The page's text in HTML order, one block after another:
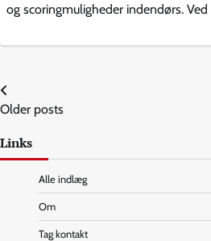
og scoringmuligheder indendørs.
Posts
navigation
Older posts
Links
Alle indlæg
Om
Tag kontakt